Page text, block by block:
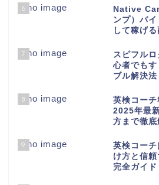
6
Native
ンプ）バ
して稼げ
7
スピフル
心者でもす
ブル解決法
8
英検コーチ
2025年最
方まで徹底
9
英検コー
け方と信
完全ガイド